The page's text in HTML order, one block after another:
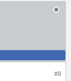
#8